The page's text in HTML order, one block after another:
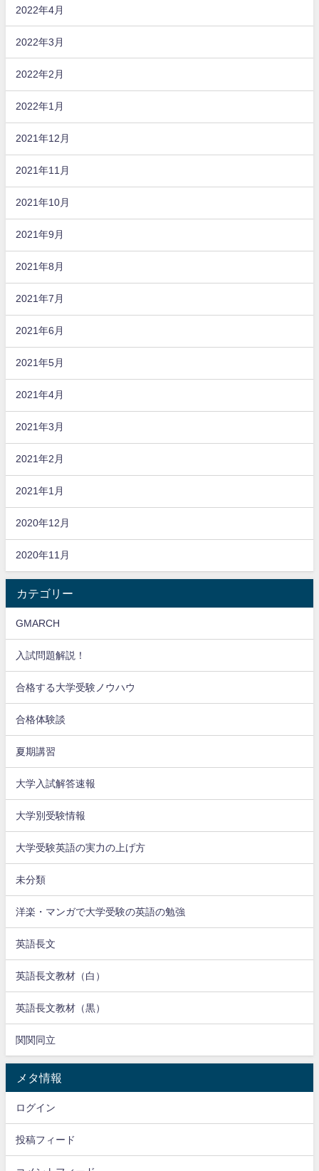
2022年4月
2022年3月
2022年2月
2022年1月
2021年12月
2021年11月
2021年10月
2021年9月
2021年8月
2021年7月
2021年6月
2021年5月
2021年4月
2021年3月
2021年2月
2021年1月
2020年12月
2020年11月
カテゴリー
GMARCH
入試問題解説！
合格する大学受験ノウハウ
合格体験談
夏期講習
大学入試解答速報
大学別受験情報
大学受験英語の実力の上げ方
未分類
洋楽・マンガで大学受験の英語の勉強
英語長文
英語長文教材（白）
英語長文教材（黒）
関関同立
メタ情報
ログイン
投稿フィード